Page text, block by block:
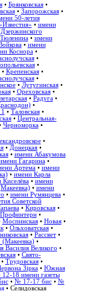
• Брянковская•
• Запорожская•
50-летия
• имени
• имени
• имени
Косиора•
•
•
• Крепенская•
•
• Лутугинская•
• Ореховская•
• Радуга•
•
• Таловская•
• Центральная-
Черноморка•
•
• Донецкая•
• имени Абакумова
Гагарина•
Артема• имени
• имени Карла
Киселёва• имени
• имени
• имени Румянцева•
Советской
• Кировская•
•
Моспинская• Новая•
• Ольховатская•
• Рассвет•
(Макеевка)•
Василия Великого •
• Свято-
Трудовская•
Зірка• Южная
18 имени газеты
• № 17-17 бис• №
• Селидовская